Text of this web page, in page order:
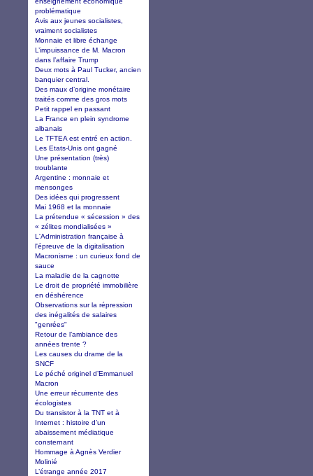
problématique
Avis aux jeunes socialistes,
vraiment socialistes
Monnaie et libre échange
L’impuissance de M. Macron
dans l’affaire Trump
Deux mots à Paul Tucker, ancien
banquier central.
Des maux d’origine monétaire
traités comme des gros mots
Petit rappel en passant
La France en plein syndrome
albanais
Le TFTEA est entré en action.
Les Etats-Unis ont gagné
Une présentation (très)
troublante
Argentine : monnaie et
mensonges
Des idées qui progressent
Mai 1968 et la monnaie
La prétendue « sécession » des
« zélites mondialisées »
L'Administration française à
l'épreuve de la digitalisation
Macronisme : un curieux fond de
sauce
La maladie de la cagnotte
Le droit de propriété immobilière
en déshérence
Observations sur la répression
des inégalités de salaires
"genrées"
Retour de l’ambiance des
années trente ?
Les causes du drame de la
SNCF
Le péché originel d’Emmanuel
Macron
Une erreur récurrente des
écologistes
Du transistor à la TNT et à
Internet : histoire d’un
abaissement médiatique
consternant
Hommage à Agnès Verdier
Molinié
L’étrange année 2017